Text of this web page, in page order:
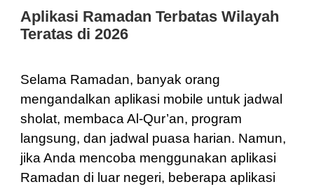
Aplikasi Ramadan Terbatas Wilayah
Teratas di 2026
Selama Ramadan, banyak orang
mengandalkan aplikasi mobile untuk jadwal
sholat, membaca Al-Qur’an, program
langsung, dan jadwal puasa harian. Namun,
jika Anda mencoba menggunakan aplikasi
Ramadan di luar negeri, beberapa aplikasi